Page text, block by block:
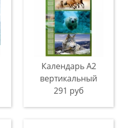
Календарь A2
вертикальный
291 руб